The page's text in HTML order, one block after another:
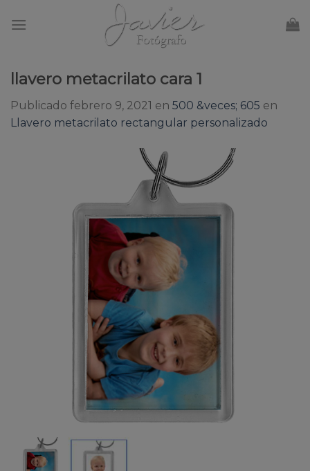
llavero metacrilato cara 1
Publicado febrero 9, 2021 en 500 &veces; 605 en
Llavero metacrilato rectangular personalizado